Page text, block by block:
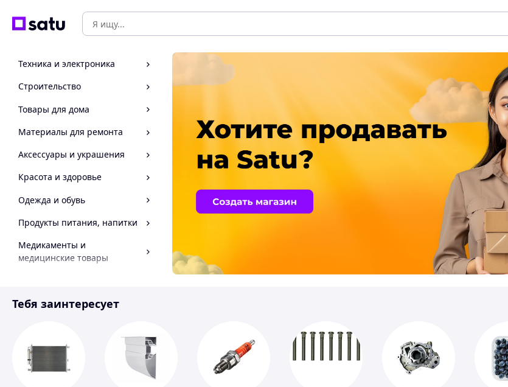
Техника и электроника
Строительство
Товары для дома
Материалы для ремонта
Аксессуары и украшения
Красота и здоровье
Одежда и обувь
Продукты питания, напитки
Медикаменты и
медицинские товары
Инструмент
Тебя заинтересует